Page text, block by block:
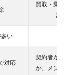
買取・乗換・
譲渡
い
対応
契約者が自分
か、メンテン